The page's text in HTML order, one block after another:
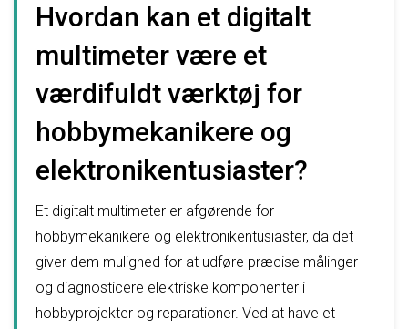
Hvordan kan et digitalt
multimeter være et
værdifuldt værktøj for
hobbymekanikere og
elektronikentusiaster?
Et digitalt multimeter er afgørende for
hobbymekanikere og elektronikentusiaster, da det
giver dem mulighed for at udføre præcise målinger
og diagnosticere elektriske komponenter i
hobbyprojekter og reparationer. Ved at have et